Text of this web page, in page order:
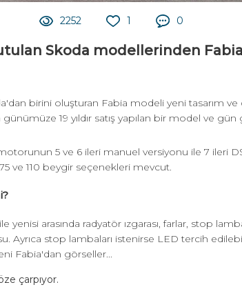
2252 1 0
Skoda modellerinden
birini oluşturan Fabia modeli yeni tasarım
günümüze 19 yıldır satış yapılan bir model ve
5 ve 6 ileri manuel versiyonu ile 7 ileri
ve 110 beygir seçenekleri mevcut.
yenisi arasında radyatör ızgarası, farlar, stop
Ayrıca stop lambaları istenirse LED tercih
Fabia'dan görseller...
çarpıyor.